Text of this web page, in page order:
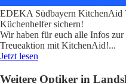
EDEKA Südbayern KitchenAid
Küchenhelfer sichern!
Wir haben für euch alle Infos
Treueaktion mit KitchenAid!...
Jetzt lesen
Weitere Optiker in